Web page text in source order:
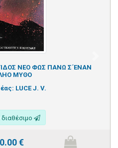
ΝΕΟ ΦΩΣ ΠΑΝΩ Σ΄ΕΝΑΝ
ΜΥΘΟ
LUCE J. V.
€